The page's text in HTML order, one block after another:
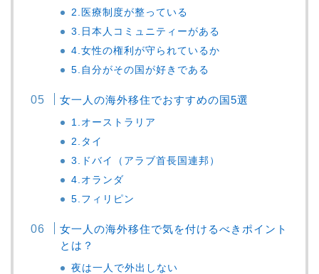
2.医療制度が整っている
3.日本人コミュニティーがある
4.女性の権利が守られているか
5.自分がその国が好きである
女一人の海外移住でおすすめの国5選
1.オーストラリア
2.タイ
3.ドバイ（アラブ首長国連邦）
4.オランダ
5.フィリピン
女一人の海外移住で気を付けるべきポイント
とは？
夜は一人で外出しない